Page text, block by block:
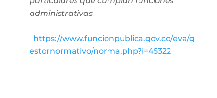
administrativas.
https://www.funcionpublica.gov.co/eva/g
estornormativo/norma.php?i=45322